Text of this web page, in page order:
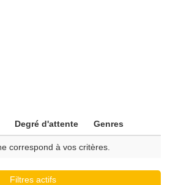
Degré d'attente Genres
correspond à vos critères.
Filtres actifs